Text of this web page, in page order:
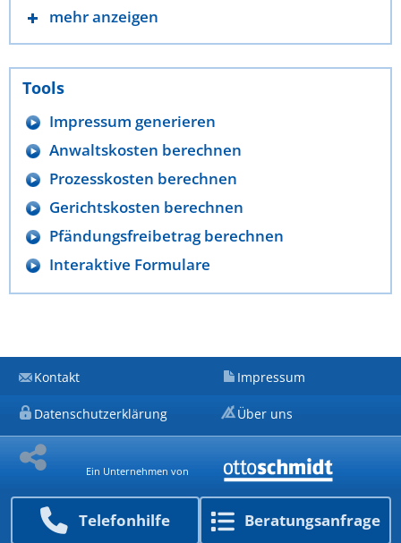
Telefon­hilfe Beratungs­anfrage
mehr anzeigen
Tools
Impressum generieren
Anwaltskosten berechnen
Prozesskosten berechnen
Gerichtskosten berechnen
Pfändungsfreibetrag berechnen
Interaktive Formulare
Kontakt Impressum
Datenschutzerklärung Über uns
Ein Unternehmen von